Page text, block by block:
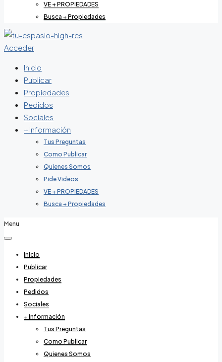
VE + PROPIEDADES
Busca + Propiedades
Acceder
Inicio
Publicar
Propiedades
Pedidos
Sociales
+ Información
Tus Preguntas
Como Publicar
Quienes Somos
Pide Videos
VE + PROPIEDADES
Busca + Propiedades
Menu
Inicio
Publicar
Propiedades
Pedidos
Sociales
+ Información
Tus Preguntas
Como Publicar
Quienes Somos